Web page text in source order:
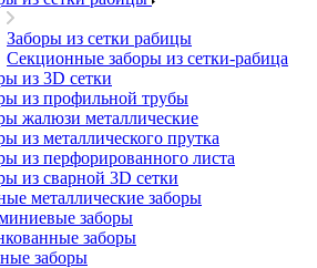
Заборы из сетки рабицы
Секционные заборы из сетки-рабица
из 3D сетки
из профильной трубы
жалюзи металлические
из металлического прутка
из перфорированного листа
из сварной 3D сетки
металлические заборы
заборы
заборы
заборы